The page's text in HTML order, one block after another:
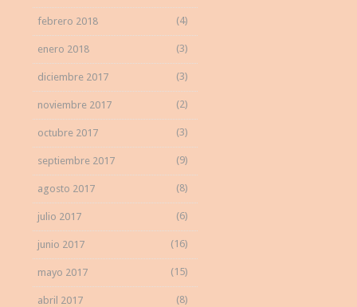
febrero 2018 (4)
enero 2018 (3)
diciembre 2017 (3)
noviembre 2017 (2)
octubre 2017 (3)
septiembre 2017 (9)
agosto 2017 (8)
julio 2017 (6)
junio 2017 (16)
mayo 2017 (15)
abril 2017 (8)